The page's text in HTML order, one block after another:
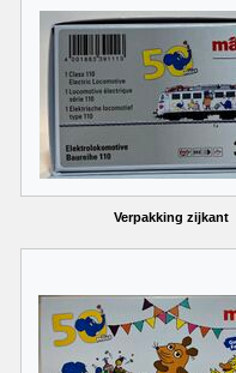
Verpakking zijkant